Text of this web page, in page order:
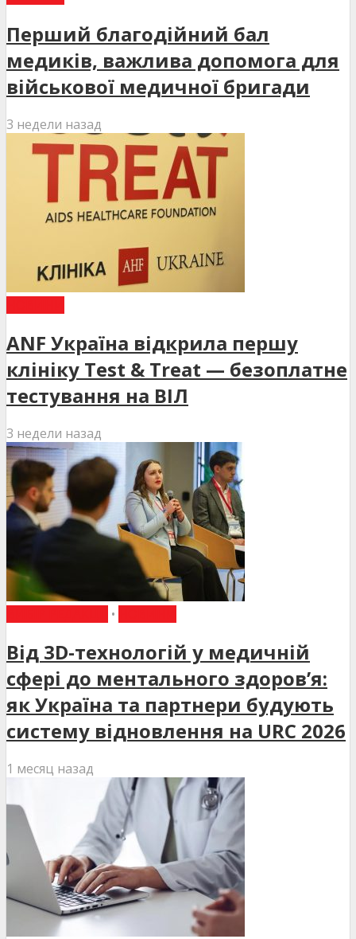
Перший благодійний бал
медиків, важлива допомога для
військової медичної бригади
3 недели назад
ANF Україна відкрила першу
клініку Test & Treat — безоплатне
тестування на ВІЛ
3 недели назад
•
Від 3D-технологій у медичній
сфері до ментального здоров’я:
як Україна та партнери будують
систему відновлення на URC 2026
1 месяц назад